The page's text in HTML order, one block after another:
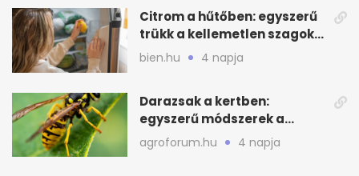
Citrom a hűtőben: egyszerű
trükk a kellemetlen szagok
ellen
bien.hu 4 napja
Darazsak a kertben:
egyszerű módszerek a
távoltartásukra nyáron
agroforum.hu 4 napja